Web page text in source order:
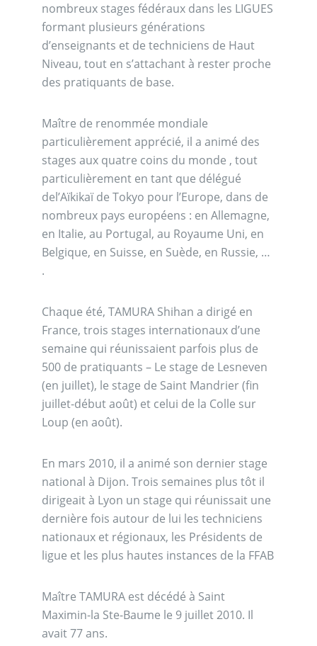
nombreux stages fédéraux dans les LIGUES
formant plusieurs générations
d’enseignants et de techniciens de Haut
Niveau, tout en s’attachant à rester proche
des pratiquants de base.
Maître de renommée mondiale
particulièrement apprécié, il a animé des
stages aux quatre coins du monde , tout
particulièrement en tant que délégué
del’Aïkikaï de Tokyo pour l’Europe, dans de
nombreux pays européens : en Allemagne,
en Italie, au Portugal, au Royaume Uni, en
Belgique, en Suisse, en Suède, en Russie, …
.
Chaque été, TAMURA Shihan a dirigé en
France, trois stages internationaux d’une
semaine qui réunissaient parfois plus de
500 de pratiquants – Le stage de Lesneven
(en juillet), le stage de Saint Mandrier (fin
juillet-début août) et celui de la Colle sur
Loup (en août).
En mars 2010, il a animé son dernier stage
national à Dijon. Trois semaines plus tôt il
dirigeait à Lyon un stage qui réunissait une
dernière fois autour de lui les techniciens
nationaux et régionaux, les Présidents de
ligue et les plus hautes instances de la FFAB
Maître TAMURA est décédé à Saint
Maximin-la Ste-Baume le 9 juillet 2010. Il
avait 77 ans.